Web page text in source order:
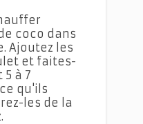
coco dans
Ajoutez les
et faites-
à 7
qu'ils
les de la